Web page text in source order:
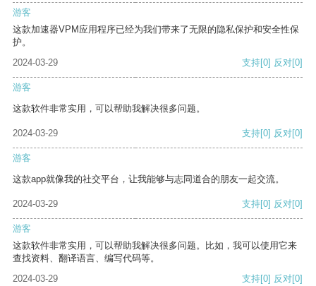
游客
这款加速器VPM应用程序已经为我们带来了无限的隐私保护和安全性保
护。
2024-03-29
支持[0] 反对[0]
游客
这款软件非常实用，可以帮助我解决很多问题。
2024-03-29 支持[0] 反对[0]
游客
这款app就像我的社交平台，让我能够与志同道合的朋友一起交流。
2024-03-29 支持[0] 反对[0]
游客
这款软件非常实用，可以帮助我解决很多问题。比如，我可以使用它来
查找资料、翻译语言、编写代码等。
2024-03-29
支持[0] 反对[0]